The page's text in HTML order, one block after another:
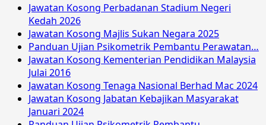
Jawatan Kosong Perbadanan Stadium Negeri
Kedah 2026
Jawatan Kosong Majlis Sukan Negara 2025
Panduan Ujian Psikometrik Pembantu Perawatan…
Jawatan Kosong Kementerian Pendidikan Malaysia
Julai 2016
Jawatan Kosong Tenaga Nasional Berhad Mac 2024
Jawatan Kosong Jabatan Kebajikan Masyarakat
Januari 2024